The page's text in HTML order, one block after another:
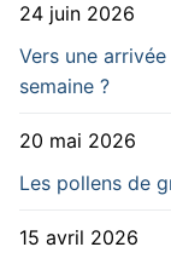
24 juin 2026
Vers une
semaine ?
20 mai 2026
Les pollens de
15 avril 2026